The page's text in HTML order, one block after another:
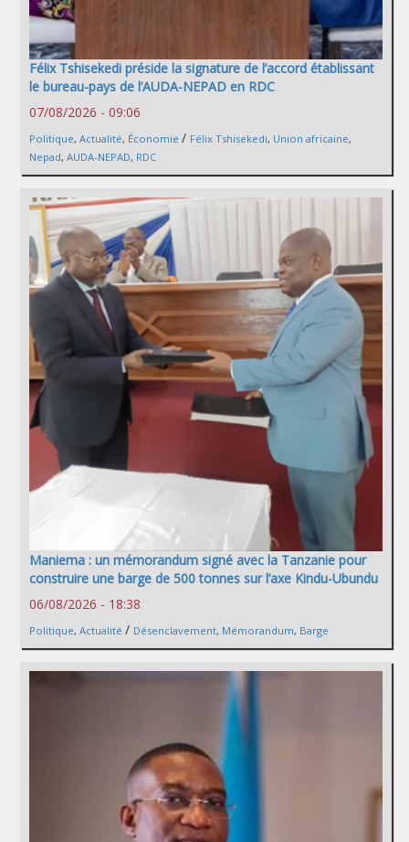
Félix Tshisekedi préside la signature de l’accord établissant
le bureau-pays de l’AUDA-NEPAD en RDC
07/08/2026 - 09:06
Politique, Actualité, Économie / Félix Tshisekedi, Union africaine,
Nepad, AUDA-NEPAD, RDC
Maniema : un mémorandum signé avec la Tanzanie pour
construire une barge de 500 tonnes sur l’axe Kindu-Ubundu
06/08/2026 - 18:38
Politique, Actualité / Désenclavement, Mémorandum, Barge